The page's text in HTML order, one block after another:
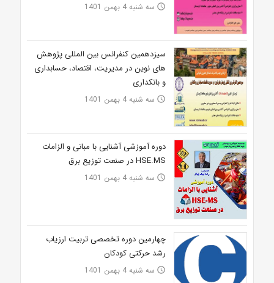
access_time سه شنبه 4 بهمن 1401
سیزدهمین کنفرانس بین المللی پژوهش
های نوین در مدیریت، اقتصاد، حسابداری
و بانکداری
access_time سه شنبه 4 بهمن 1401
دوره آموزشی آشنایی با مبانی و الزامات
HSE.MS در صنعت توزیع برق
access_time سه شنبه 4 بهمن 1401
چهارمین دوره تخصصی تربیت ارزیاب
رشد حرکتی کودکان
access_time سه شنبه 4 بهمن 1401